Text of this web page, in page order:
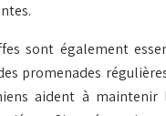
sont également
promenades
aident à maintenir